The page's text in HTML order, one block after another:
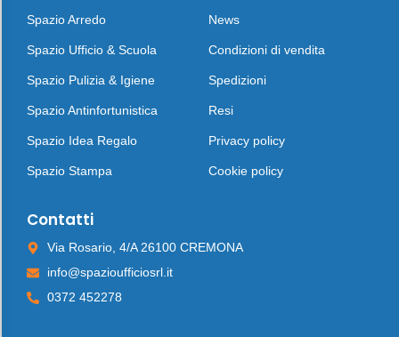
Spazio Arredo
Spazio Ufficio & Scuola
Spazio Pulizia & Igiene
Spazio Antinfortunistica
Spazio Idea Regalo
Spazio Stampa
News
Condizioni di vendita
Spedizioni
Resi
Privacy policy
Cookie policy
Contatti
Via Rosario, 4/A 26100 CREMONA
info@spazioufficiosrl.it
0372 452278